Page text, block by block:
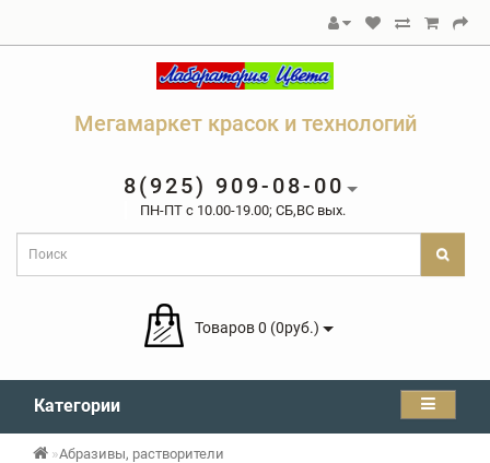
Мегамаркет красок и технологий
8(925) 909-08-00
ПН-ПТ c 10.00-19.00; СБ,ВС вых.
Товаров 0 (0руб.)
Категории
Абразивы, растворители